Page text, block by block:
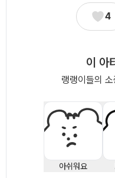
4
이 아
랭랭이들의
아쉬워요